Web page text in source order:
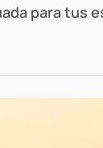
para tus